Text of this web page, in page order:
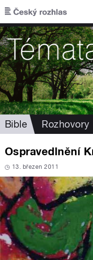
Přejít k hlavnímu obsahu
Bible Rozhovory
Ospravedlnění
13. březen 2011